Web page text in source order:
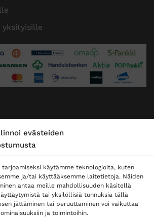
evästeiden
tarjoamiseksi käytämme teknologioita, kuten
ja/tai käyttääksemme laitetietoja. Näiden
antaa meille mahdollisuuden käsitellä
tai yksilöllisiä tunnuksia tällä
jättäminen tai peruuttaminen voi vaikuttaa
ja toimintoihin.
yksityisille
saat erikoisalennuksia